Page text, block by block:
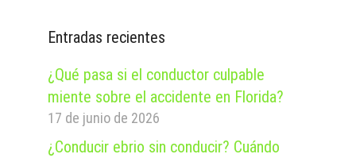
Entradas recientes
¿Qué pasa si el conductor culpable
miente sobre el accidente en Florida?
17 de junio de 2026
¿Conducir ebrio sin conducir? Cuándo